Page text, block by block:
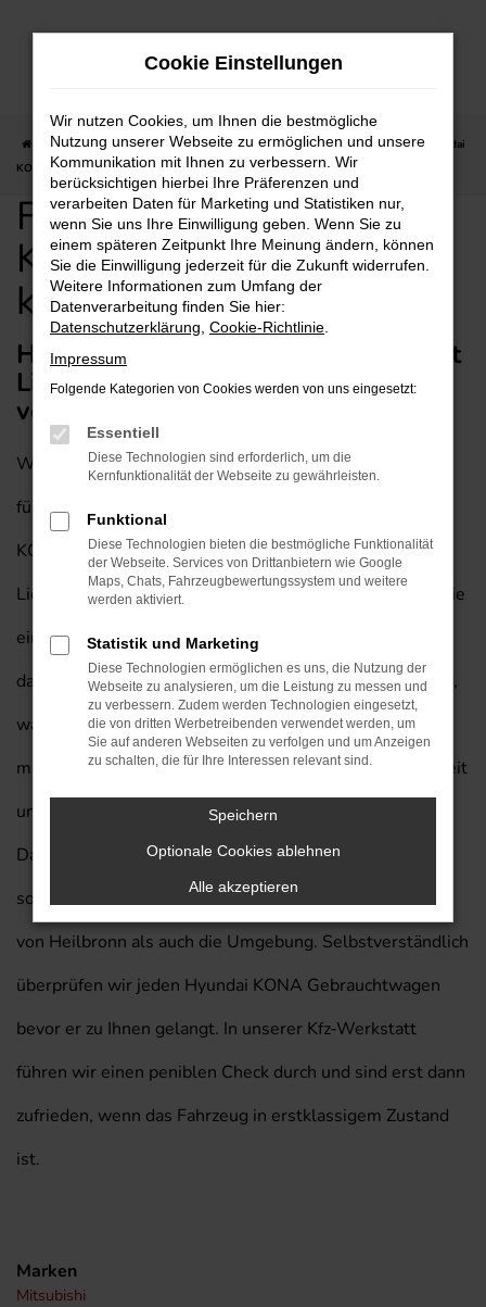
Zum
Startseite Heilbronn Hyundai Hyundai KONA
Für Heilbronn: Hyundai
KONA gebraucht günstig kaufen mit Lieferservice
Für Heilbronn: Hyundai
KONA gebraucht günstig
kaufen mit Lieferservice
Hyundai KONA Gebrauchtwagen mit
Lieferservice nach Heilbronn –
vertrauensvoll durch Heilbronn
Wenn Sie auf der Suche nach einem perfekten Fahrzeug
für Heilbronn sind, empfehlen wir Ihnen einen Hyundai
KONA Gebrauchtwagen mit unserem exklusiven
Lieferservice nach Heilbronn. Auf diese Weise sparen Sie
eine Menge Geld und steigen gleichzeitig in ein Modell,
das Sie kaum im Stich lassen wird. Wenn Sie uns fragen,
was Hyundai KONA Gebrauchtwagen so besonders
macht, nennen wir Ihnen unter anderem die Langlebigkeit
und Qualität dieses Fahrzeugs. Auch nach Jahren im
Dauerbetrieb macht dieses Modell nicht schlapp und ist
somit das perfekte Fahrzeug sowohl für die Innenstadt
von Heilbronn als auch die Umgebung. Selbstverständlich
überprüfen wir jeden Hyundai KONA Gebrauchtwagen
bevor er zu Ihnen gelangt. In unserer Kfz-Werkstatt
führen wir einen peniblen Check durch und sind erst dann
zufrieden, wenn das Fahrzeug in erstklassigem Zustand
ist.
Marken
Mitsubishi
Cookie Einstellungen
Wir nutzen Cookies, um Ihnen die bestmögliche
Nutzung unserer Webseite zu ermöglichen und unsere
Kommunikation mit Ihnen zu verbessern. Wir
berücksichtigen hierbei Ihre Präferenzen und
verarbeiten Daten für Marketing und Statistiken nur,
wenn Sie uns Ihre Einwilligung geben. Wenn Sie zu
einem späteren Zeitpunkt Ihre Meinung ändern, können
Sie die Einwilligung jederzeit für die Zukunft widerrufen.
Weitere Informationen zum Umfang der
Datenverarbeitung finden Sie hier:
Datenschutzerklärung Cookie-Richtlinie
Impressum
Folgende Kategorien von Cookies werden von uns eingesetzt:
Essentiell
Diese Technologien sind erforderlich, um die
Kernfunktionalität der Webseite zu gewährleisten.
Funktional
Diese Technologien bieten die bestmögliche Funktionalität
der Webseite. Services von Drittanbietern wie Google
Maps, Chats, Fahrzeugbewertungssystem und weitere
werden aktiviert.
Statistik und Marketing
Diese Technologien ermöglichen es uns, die Nutzung der
Webseite zu analysieren, um die Leistung zu messen und
zu verbessern. Zudem werden Technologien eingesetzt,
die von dritten Werbetreibenden verwendet werden, um
Sie auf anderen Webseiten zu verfolgen und um Anzeigen
zu schalten, die für Ihre Interessen relevant sind.
Speichern
Optionale Cookies ablehnen
Alle akzeptieren